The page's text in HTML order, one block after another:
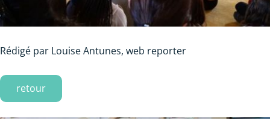
Rédigé par Louise Antunes, web reporter
retour